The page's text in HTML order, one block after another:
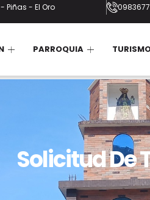
Piñas - El Oro
PARROQUIA
Solicitud De